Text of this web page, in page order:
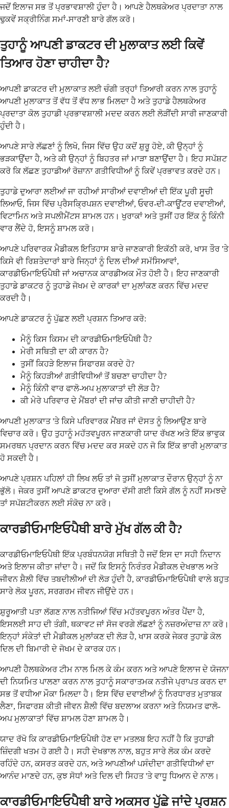
ਜਦੋਂ ਇਲਾਜ ਸਭ ਤੋਂ ਪ੍ਰਭਾਵਸ਼ਾਲੀ ਹੁੰਦਾ ਹੈ। ਆਪਣੇ ਹੈਲਥਕੇਅਰ ਪ੍ਰਦਾਤਾ ਨਾਲ
ਢੁਕਵੇਂ ਸਕ੍ਰੀਨਿੰਗ ਸਮਾਂ-ਸਾਰਣੀ ਬਾਰੇ ਗੱਲ ਕਰੋ।
ਤੁਹਾਨੂੰ ਆਪਣੀ ਡਾਕਟਰ ਦੀ ਮੁਲਾਕਾਤ ਲਈ ਕਿਵੇਂ
ਤਿਆਰ ਹੋਣਾ ਚਾਹੀਦਾ ਹੈ?
ਆਪਣੀ ਡਾਕਟਰ ਦੀ ਮੁਲਾਕਾਤ ਲਈ ਚੰਗੀ ਤਰ੍ਹਾਂ ਤਿਆਰੀ ਕਰਨ ਨਾਲ ਤੁਹਾਨੂੰ
ਆਪਣੀ ਮੁਲਾਕਾਤ ਤੋਂ ਵੱਧ ਤੋਂ ਵੱਧ ਲਾਭ ਮਿਲਦਾ ਹੈ ਅਤੇ ਤੁਹਾਡੇ ਹੈਲਥਕੇਅਰ
ਪ੍ਰਦਾਤਾ ਕੋਲ ਤੁਹਾਡੀ ਪ੍ਰਭਾਵਸ਼ਾਲੀ ਮਦਦ ਕਰਨ ਲਈ ਲੋੜੀਂਦੀ ਸਾਰੀ ਜਾਣਕਾਰੀ
ਹੁੰਦੀ ਹੈ।
ਆਪਣੇ ਸਾਰੇ ਲੱਛਣਾਂ ਨੂੰ ਲਿਖੋ, ਜਿਸ ਵਿੱਚ ਉਹ ਕਦੋਂ ਸ਼ੁਰੂ ਹੋਏ, ਕੀ ਉਨ੍ਹਾਂ ਨੂੰ
ਭੜਕਾਉਂਦਾ ਹੈ, ਅਤੇ ਕੀ ਉਨ੍ਹਾਂ ਨੂੰ ਬਿਹਤਰ ਜਾਂ ਮਾੜਾ ਬਣਾਉਂਦਾ ਹੈ। ਇਹ ਸਪੱਸ਼ਟ
ਕਰੋ ਕਿ ਲੱਛਣ ਤੁਹਾਡੀਆਂ ਰੋਜ਼ਾਨਾ ਗਤੀਵਿਧੀਆਂ ਨੂੰ ਕਿਵੇਂ ਪ੍ਰਭਾਵਤ ਕਰਦੇ ਹਨ।
ਤੁਹਾਡੇ ਦੁਆਰਾ ਲਈਆਂ ਜਾ ਰਹੀਆਂ ਸਾਰੀਆਂ ਦਵਾਈਆਂ ਦੀ ਇੱਕ ਪੂਰੀ ਸੂਚੀ
ਲਿਆਓ, ਜਿਸ ਵਿੱਚ ਪ੍ਰੈਸਕ੍ਰਿਪਸ਼ਨ ਦਵਾਈਆਂ, ਓਵਰ-ਦੀ-ਕਾਊਂਟਰ ਦਵਾਈਆਂ,
ਵਿਟਾਮਿਨ ਅਤੇ ਸਪਲੀਮੈਂਟਸ ਸ਼ਾਮਲ ਹਨ। ਖੁਰਾਕਾਂ ਅਤੇ ਤੁਸੀਂ ਹਰ ਇੱਕ ਨੂੰ ਕਿੰਨੀ
ਵਾਰ ਲੈਂਦੇ ਹੋ, ਇਸਨੂੰ ਸ਼ਾਮਲ ਕਰੋ।
ਆਪਣੇ ਪਰਿਵਾਰਕ ਮੈਡੀਕਲ ਇਤਿਹਾਸ ਬਾਰੇ ਜਾਣਕਾਰੀ ਇਕੱਠੀ ਕਰੋ, ਖਾਸ ਤੌਰ 'ਤੇ
ਕਿਸੇ ਵੀ ਰਿਸ਼ਤੇਦਾਰਾਂ ਬਾਰੇ ਜਿਨ੍ਹਾਂ ਨੂੰ ਦਿਲ ਦੀਆਂ ਸਮੱਸਿਆਵਾਂ,
ਕਾਰਡੀਓਮਾਇਓਪੈਥੀ ਜਾਂ ਅਚਾਨਕ ਕਾਰਡੀਅਕ ਮੌਤ ਹੋਈ ਹੈ। ਇਹ ਜਾਣਕਾਰੀ
ਤੁਹਾਡੇ ਡਾਕਟਰ ਨੂੰ ਤੁਹਾਡੇ ਜੋਖਮ ਦੇ ਕਾਰਕਾਂ ਦਾ ਮੁਲਾਂਕਣ ਕਰਨ ਵਿੱਚ ਮਦਦ
ਕਰਦੀ ਹੈ।
ਆਪਣੇ ਡਾਕਟਰ ਨੂੰ ਪੁੱਛਣ ਲਈ ਪ੍ਰਸ਼ਨ ਤਿਆਰ ਕਰੋ:
ਮੈਨੂੰ ਕਿਸ ਕਿਸਮ ਦੀ ਕਾਰਡੀਓਮਾਇਓਪੈਥੀ ਹੈ?
ਮੇਰੀ ਸਥਿਤੀ ਦਾ ਕੀ ਕਾਰਨ ਹੈ?
ਤੁਸੀਂ ਕਿਹੜੇ ਇਲਾਜ ਸਿਫਾਰਸ਼ ਕਰਦੇ ਹੋ?
ਮੈਨੂੰ ਕਿਹੜੀਆਂ ਗਤੀਵਿਧੀਆਂ ਤੋਂ ਬਚਣਾ ਚਾਹੀਦਾ ਹੈ?
ਮੈਨੂੰ ਕਿੰਨੀ ਵਾਰ ਫਾਲੋ-ਅਪ ਮੁਲਾਕਾਤਾਂ ਦੀ ਲੋੜ ਹੈ?
ਕੀ ਮੇਰੇ ਪਰਿਵਾਰ ਦੇ ਮੈਂਬਰਾਂ ਦੀ ਜਾਂਚ ਕੀਤੀ ਜਾਣੀ ਚਾਹੀਦੀ ਹੈ?
ਆਪਣੀ ਮੁਲਾਕਾਤ 'ਤੇ ਕਿਸੇ ਪਰਿਵਾਰਕ ਮੈਂਬਰ ਜਾਂ ਦੋਸਤ ਨੂੰ ਲਿਆਉਣ ਬਾਰੇ
ਵਿਚਾਰ ਕਰੋ। ਉਹ ਤੁਹਾਨੂੰ ਮਹੱਤਵਪੂਰਨ ਜਾਣਕਾਰੀ ਯਾਦ ਰੱਖਣ ਅਤੇ ਇੱਕ ਭਾਵੁਕ
ਸਮਰਥਨ ਪ੍ਰਦਾਨ ਕਰਨ ਵਿੱਚ ਮਦਦ ਕਰ ਸਕਦੇ ਹਨ ਜੋ ਕਿ ਇੱਕ ਭਾਰੀ ਮੁਲਾਕਾਤ
ਹੋ ਸਕਦੀ ਹੈ।
ਆਪਣੇ ਪ੍ਰਸ਼ਨ ਪਹਿਲਾਂ ਹੀ ਲਿਖ ਲਓ ਤਾਂ ਜੋ ਤੁਸੀਂ ਮੁਲਾਕਾਤ ਦੌਰਾਨ ਉਨ੍ਹਾਂ ਨੂੰ ਨਾ
ਭੁੱਲੋ। ਜੇਕਰ ਤੁਸੀਂ ਆਪਣੇ ਡਾਕਟਰ ਦੁਆਰਾ ਦੱਸੀ ਗਈ ਕਿਸੇ ਗੱਲ ਨੂੰ ਨਹੀਂ ਸਮਝਦੇ
ਤਾਂ ਸਪੱਸ਼ਟੀਕਰਨ ਲਈ ਸੰਕੋਚ ਨਾ ਕਰੋ।
ਕਾਰਡੀਓਮਾਇਓਪੈਥੀ ਬਾਰੇ ਮੁੱਖ ਗੱਲ ਕੀ ਹੈ?
ਕਾਰਡੀਓਮਾਇਓਪੈਥੀ ਇੱਕ ਪ੍ਰਬੰਧਨਯੋਗ ਸਥਿਤੀ ਹੈ ਜਦੋਂ ਇਸ ਦਾ ਸਹੀ ਨਿਦਾਨ
ਅਤੇ ਇਲਾਜ ਕੀਤਾ ਜਾਂਦਾ ਹੈ। ਜਦੋਂ ਕਿ ਇਸਨੂੰ ਨਿਰੰਤਰ ਮੈਡੀਕਲ ਦੇਖਭਾਲ ਅਤੇ
ਜੀਵਨ ਸ਼ੈਲੀ ਵਿੱਚ ਤਬਦੀਲੀਆਂ ਦੀ ਲੋੜ ਹੁੰਦੀ ਹੈ, ਕਾਰਡੀਓਮਾਇਓਪੈਥੀ ਵਾਲੇ ਬਹੁਤ
ਸਾਰੇ ਲੋਕ ਪੂਰਨ, ਸਰਗਰਮ ਜੀਵਨ ਜੀਉਂਦੇ ਹਨ।
ਸ਼ੁਰੂਆਤੀ ਪਤਾ ਲੱਗਣ ਨਾਲ ਨਤੀਜਿਆਂ ਵਿੱਚ ਮਹੱਤਵਪੂਰਨ ਅੰਤਰ ਪੈਂਦਾ ਹੈ,
ਇਸਲਈ ਸਾਹ ਦੀ ਤੰਗੀ, ਥਕਾਵਟ ਜਾਂ ਸੋਜ ਵਰਗੇ ਲੱਛਣਾਂ ਨੂੰ ਨਜ਼ਰਅੰਦਾਜ਼ ਨਾ ਕਰੋ।
ਇਨ੍ਹਾਂ ਸੰਕੇਤਾਂ ਦੀ ਮੈਡੀਕਲ ਮੁਲਾਂਕਣ ਦੀ ਲੋੜ ਹੈ, ਖਾਸ ਕਰਕੇ ਜੇਕਰ ਤੁਹਾਡੇ ਕੋਲ
ਦਿਲ ਦੀ ਬਿਮਾਰੀ ਦੇ ਜੋਖਮ ਦੇ ਕਾਰਕ ਹਨ।
ਆਪਣੀ ਹੈਲਥਕੇਅਰ ਟੀਮ ਨਾਲ ਮਿਲ ਕੇ ਕੰਮ ਕਰਨ ਅਤੇ ਆਪਣੇ ਇਲਾਜ ਦੇ ਯੋਜਨਾ
ਦੀ ਨਿਯਮਿਤ ਪਾਲਣਾ ਕਰਨ ਨਾਲ ਤੁਹਾਨੂੰ ਸਕਾਰਾਤਮਕ ਨਤੀਜੇ ਪ੍ਰਾਪਤ ਕਰਨ ਦਾ
ਸਭ ਤੋਂ ਵਧੀਆ ਮੌਕਾ ਮਿਲਦਾ ਹੈ। ਇਸ ਵਿੱਚ ਦਵਾਈਆਂ ਨੂੰ ਨਿਰਧਾਰਤ ਮੁਤਾਬਕ
ਲੈਣਾ, ਸਿਫਾਰਸ਼ ਕੀਤੀ ਜੀਵਨ ਸ਼ੈਲੀ ਵਿੱਚ ਬਦਲਾਅ ਕਰਨਾ ਅਤੇ ਨਿਯਮਤ ਫਾਲੋ-
ਅਪ ਮੁਲਾਕਾਤਾਂ ਵਿੱਚ ਸ਼ਾਮਲ ਹੋਣਾ ਸ਼ਾਮਲ ਹੈ।
ਯਾਦ ਰੱਖੋ ਕਿ ਕਾਰਡੀਓਮਾਇਓਪੈਥੀ ਹੋਣ ਦਾ ਮਤਲਬ ਇਹ ਨਹੀਂ ਹੈ ਕਿ ਤੁਹਾਡੀ
ਜ਼ਿੰਦਗੀ ਖਤਮ ਹੋ ਗਈ ਹੈ। ਸਹੀ ਦੇਖਭਾਲ ਨਾਲ, ਬਹੁਤ ਸਾਰੇ ਲੋਕ ਕੰਮ ਕਰਦੇ
ਰਹਿੰਦੇ ਹਨ, ਕਸਰਤ ਕਰਦੇ ਹਨ, ਅਤੇ ਆਪਣੀਆਂ ਪਸੰਦੀਦਾ ਗਤੀਵਿਧੀਆਂ ਦਾ
ਆਨੰਦ ਮਾਣਦੇ ਹਨ, ਕੁਝ ਸੋਧਾਂ ਅਤੇ ਦਿਲ ਦੀ ਸਿਹਤ 'ਤੇ ਵਾਧੂ ਧਿਆਨ ਦੇ ਨਾਲ।
ਕਾਰਡੀਓਮਾਇਓਪੈਥੀ ਬਾਰੇ ਅਕਸਰ ਪੁੱਛੇ ਜਾਂਦੇ ਪ੍ਰਸ਼ਨ